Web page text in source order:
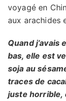
voyagé en
aux arachides
Quand j’avais
bas, elle est
soja au
traces de
juste horrible,